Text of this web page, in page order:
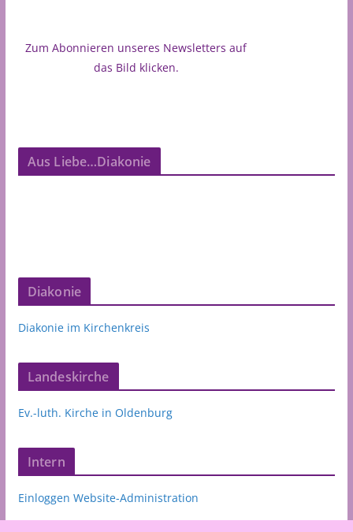
Zum Abonnieren unseres Newsletters auf
das Bild klicken.
Aus Liebe…Diakonie
Diakonie
Diakonie im Kirchenkreis
Landeskirche
Ev.-luth. Kirche in Oldenburg
Intern
Einloggen Website-Administration